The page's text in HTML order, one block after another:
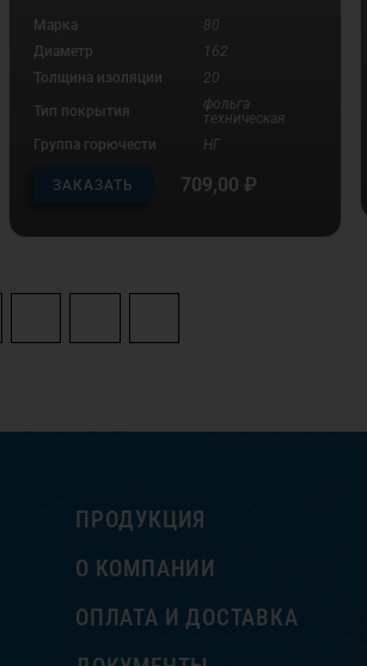
Марка
80
Диаметр
162
Толщина изоляции
20
Тип покрытия
фольга
техническая
Группа горючести
НГ
ЗАКАЗАТЬ 709,00 ₽
ПРОДУКЦИЯ
О КОМПАНИИ
ОПЛАТА И ДОСТАВКА